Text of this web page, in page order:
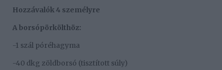
Hozzávalók 4 személyre
A borsópörkölthöz:
-1 szál póréhagyma
-40 dkg zöldborsó (tisztított súly)